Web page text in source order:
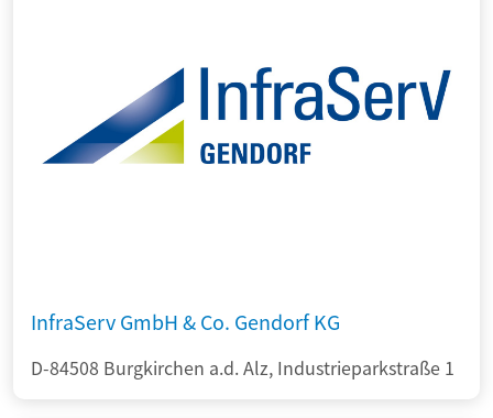
InfraServ GmbH & Co. Gendorf KG
D-84508 Burgkirchen a.d. Alz, Industrieparkstraße 1